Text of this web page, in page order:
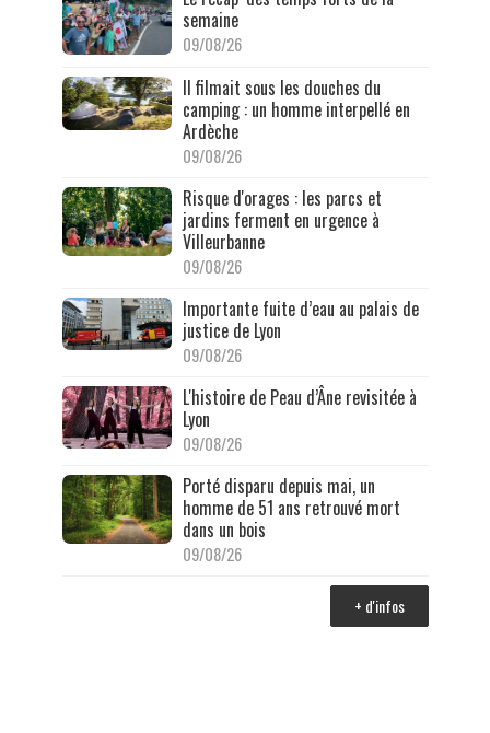
semaine
09/08/26
Il filmait sous les douches du
camping : un homme interpellé en
Ardèche
09/08/26
Risque d'orages : les parcs et
jardins ferment en urgence à
Villeurbanne
09/08/26
Importante fuite d’eau au palais de
justice de Lyon
09/08/26
L'histoire de Peau d’Âne revisitée à
Lyon
09/08/26
Porté disparu depuis mai, un
homme de 51 ans retrouvé mort
dans un bois
09/08/26
+ d'infos